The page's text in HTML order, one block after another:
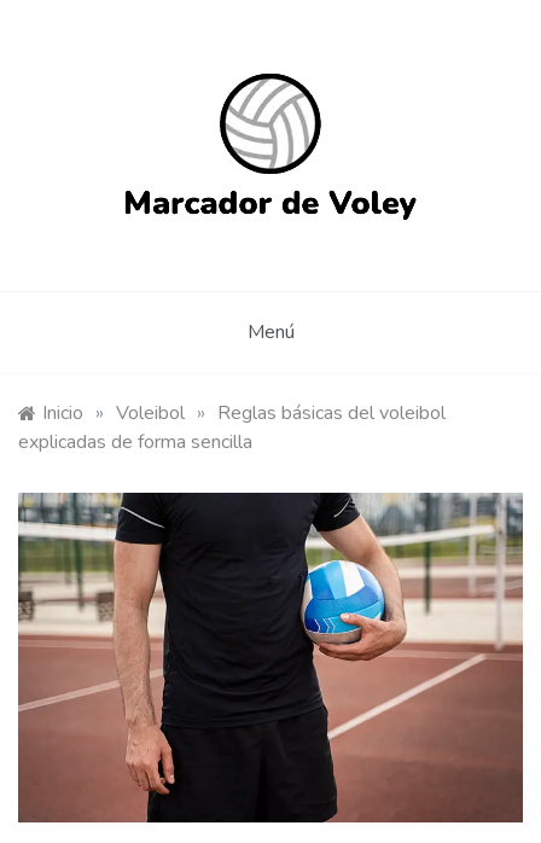
instalación
Menú
Inicio » Voleibol » Reglas básicas del voleibol
explicadas de forma sencilla